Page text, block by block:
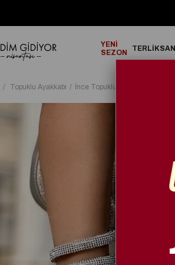
YENİ
SEZON
TERLİK
Topuklu Ayakkabı İnce Topuklu Ayakkabı